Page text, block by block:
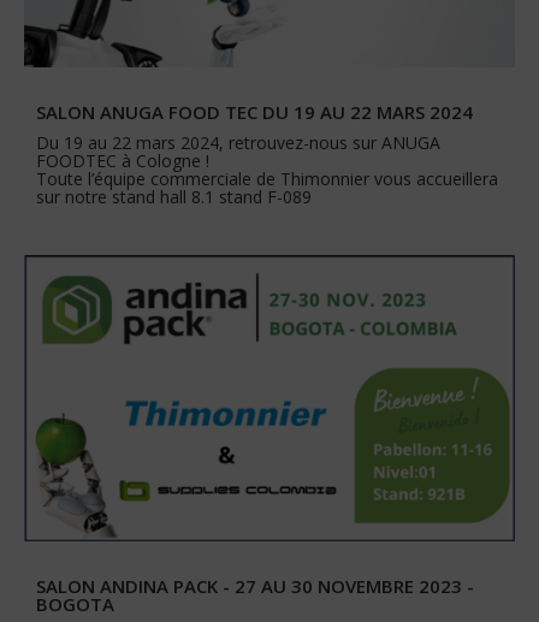
SALON ANUGA FOOD TEC DU 19 AU 22 MARS 2024
Du 19 au 22 mars 2024, retrouvez-nous sur ANUGA
FOODTEC à Cologne !
Toute l’équipe commerciale de Thimonnier vous accueillera
sur notre stand hall 8.1 stand F-089
SALON ANDINA PACK - 27 AU 30 NOVEMBRE 2023 -
BOGOTA